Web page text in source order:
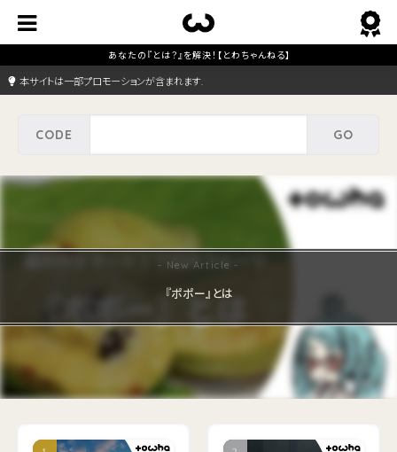
本サイトは一部プロモーションが含まれます.
『ポポー』とは